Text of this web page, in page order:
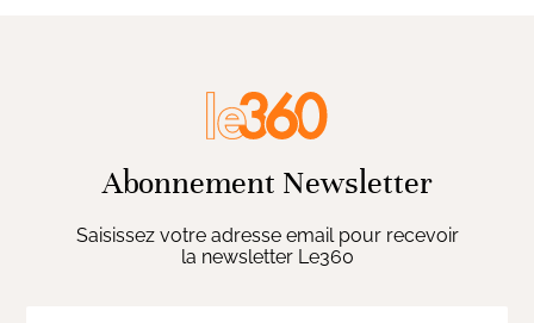
Abonnement Newsletter
Saisissez votre adresse email pour recevoir
la newsletter Le360